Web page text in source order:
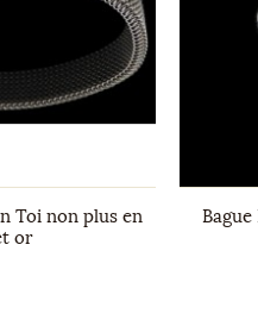
Toi non plus en
or